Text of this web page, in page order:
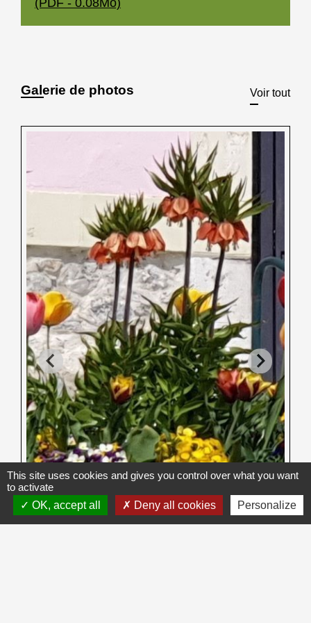
(PDF - 0.08Mo)
Galerie de photos Voir tout
This site uses cookies and gives you control over what you want
to activate
OK, accept all
Deny all cookies Personalize